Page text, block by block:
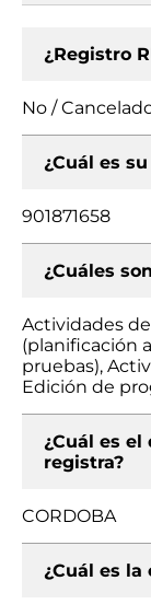
¿Registro
No /
¿Cuál es su
901871658
¿Cuáles
Actividades
(planificación
pruebas),
Edición de
¿Cuál es
registra?
CORDOBA
¿Cuál es